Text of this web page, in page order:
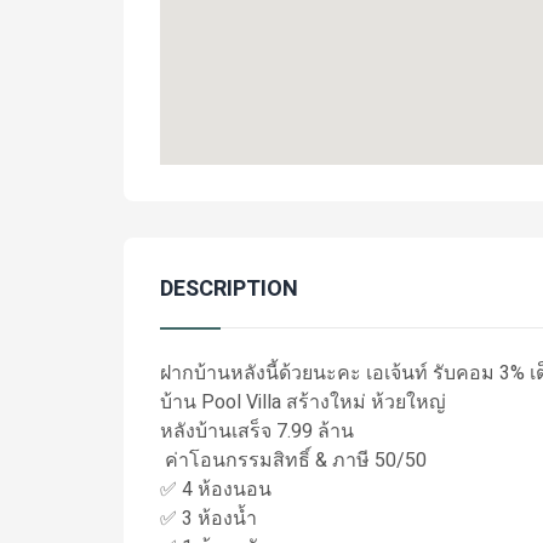
DESCRIPTION
ฝากบ้านหลังนี้ด้วยนะคะ เอเจ้นท์ รับคอม 3%
บ้าน Pool Villa สร้างใหม่ ห้วยใหญ่
หลังบ้านเสร็จ 7.99 ล้าน
ค่าโอนกรรมสิทธิ์ & ภาษี 50/50
✅ 4 ห้องนอน
✅ 3 ห้องน้ำ